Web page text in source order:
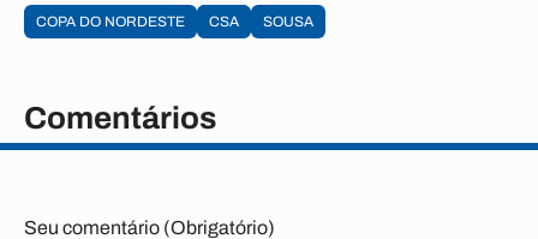
COPA DO NORDESTE CSA SOUSA
Comentários
Seu comentário (Obrigatório)